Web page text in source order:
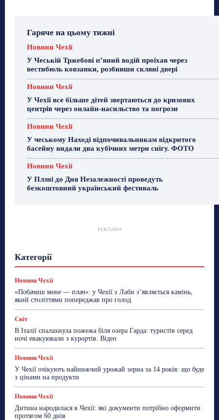
Гаряче на цьому тижні
Новини Чехії
У Чеській Тржебові п’яний водій проїхав через
вестибюль ковзанки, розбивши скляні двері
Новини Чехії
У Чехії все більше дітей звертаються до кризових
центрів через онлайн-насильство та погрози
Новини Чехії
У чеському Наході відпочивальникам відкритого
басейну видали два кубічних метри снігу. ФОТО
Новини Чехії
У Плзні до Дня Незалежності проведуть
безкоштовний український фестиваль
РЕКЛАМА
Категорії
Новини Чехії
Сад та город
ТехноМанія
Топ-новини Фоторепортаж
Новини Чехії
«Побачиш мене — плач»: у Чехії з Лаби з’являється камінь,
який століттями попереджав про голод
Світ
В Італії спалахнула пожежа біля озера Гарда: туристів серед
ночі евакуювали з курортів. Відео
Новини Чехії
У Чехії очікують найнижчий урожай зерна за 14 років: що буде
з цінами на продукти
Новини Чехії
Дитина народилася в Чехії: які документи потрібно оформити
протягом 60 днів